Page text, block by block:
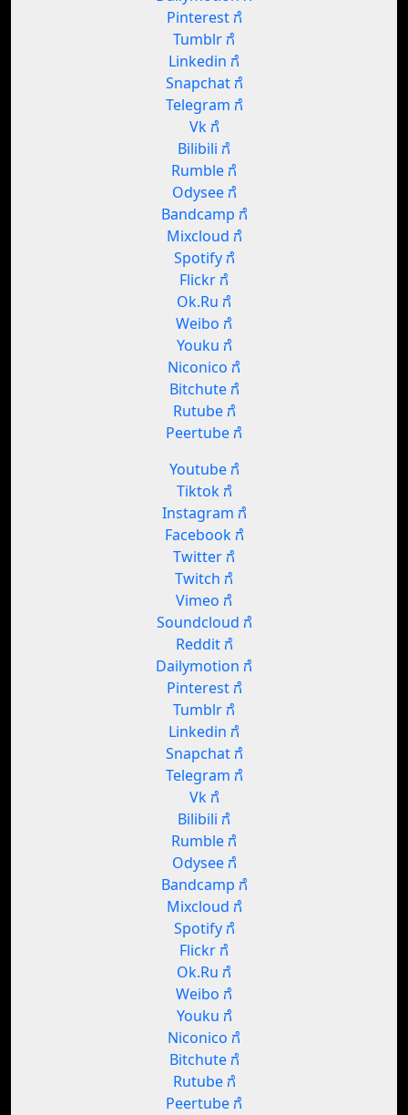
Pinterest ಗೆ
Tumblr ಗೆ
Linkedin ಗೆ
Snapchat ಗೆ
Telegram ಗೆ
Vk ಗೆ
Bilibili ಗೆ
Rumble ಗೆ
Odysee ಗೆ
Bandcamp ಗೆ
Mixcloud ಗೆ
Spotify ಗೆ
Flickr ಗೆ
Ok.Ru ಗೆ
Weibo ಗೆ
Youku ಗೆ
Niconico ಗೆ
Bitchute ಗೆ
Rutube ಗೆ
Peertube ಗೆ
Youtube ಗೆ
Tiktok ಗೆ
Instagram ಗೆ
Facebook ಗೆ
Twitter ಗೆ
Twitch ಗೆ
Vimeo ಗೆ
Soundcloud ಗೆ
Reddit ಗೆ
Dailymotion ಗೆ
Pinterest ಗೆ
Tumblr ಗೆ
Linkedin ಗೆ
Snapchat ಗೆ
Telegram ಗೆ
Vk ಗೆ
Bilibili ಗೆ
Rumble ಗೆ
Odysee ಗೆ
Bandcamp ಗೆ
Mixcloud ಗೆ
Spotify ಗೆ
Flickr ಗೆ
Ok.Ru ಗೆ
Weibo ಗೆ
Youku ಗೆ
Niconico ಗೆ
Bitchute ಗೆ
Rutube ಗೆ
Peertube ಗೆ